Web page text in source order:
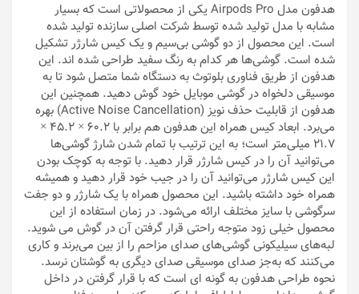
هدفون مدل Airpods Pro یکی از محصولاتی است که بسیار
مشابه با مدل تولید شده توسط شرکت اصلی سازنده تولید شده
است. این محصول از دو گوشی بی‌سیم و یک کیس شارژر تشکیل
شده است. گوشی‌ها هر کدام به رنگ سفید طراحی شده اند. این
هدفون از طریق فناوری بلوتوث به دستگاه شما متصل شود تا به
موسیقی دلخواه در گوشی موبایل خود گوش دهید. همچنین این
هدفون از قابلیت حذف نویز (Active Noise Cancellation) بهره
می‌برد. ابعاد کیس همراه این هدفون هم برابر با 60.2 × 45.2 ×
21.7 میلی‌متر است؛ به این ترتیب با تمام شدن شارژ گوشی‌ها
می‌توانید آن را در کیس شارژر قرار دهید. با توجه به کوچک بودن
این کیس شارژر می‌توانید آن را در جیب خود قرار دهید و همیشه
همراه خود داشته باشید. این محصول همراه با یک شارژر و دو جفت
سرگوشی با سایز مختلف ارائه می‌شود. در زمان استفاده از این
محصول خیلی زود متوجه راحتی قرار گرفتن آن در گوش می شوید.
لبه‌های سیلیکونی گوشی‌های صدای مزاحم را از بین می‌برند و کاری
می‌کنند که به‌جز صدای موسیقی صدای دیگری به گوشتان نرسد.
نحوه طراحی هدفون به گونه ای است که با قرار گرفتن در داخل